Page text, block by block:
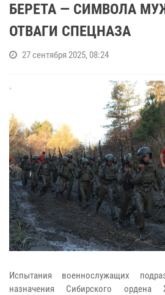
БЕРЕТА — СИМВОЛА
ОТВАГИ СПЕЦНАЗА
27 сентября 2025, 08:24
Испытания военнослужащих
назначения Сибирского